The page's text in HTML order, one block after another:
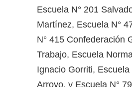
Escuela N° 201
Martínez, Escuela N°
N° 415 Confederación
Trabajo, Escuela
Ignacio Gorriti, Escuela
Arroyo, y Escuela N°